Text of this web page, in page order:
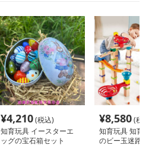
¥4,210(税込)
知育玩具 イースターエ
ッグの宝石箱セット
¥8,580(税
知育玩具 知育
のビー玉迷路